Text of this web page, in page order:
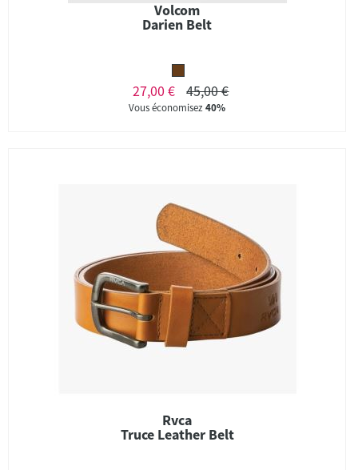
Volcom
Darien Belt
27,00 € 45,00 €
Vous économisez40%
Rvca
Truce Leather Belt